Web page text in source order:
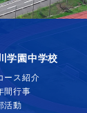
学園中学校
ース紹介
間行事
活動